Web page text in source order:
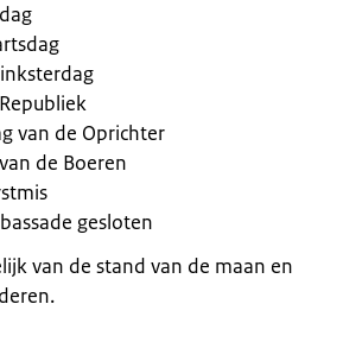
van de Oprichter
de Boeren
gesloten
van de stand van de maan en